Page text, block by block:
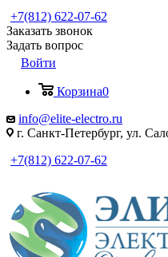
+7(812) 622-07-62
Заказать звонок
Задать вопрос
Войти
Корзина0
info@elite-electro.ru
г. Санкт-Петербург, ул.
+7(812) 622-07-62